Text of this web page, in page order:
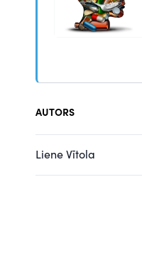
AUTORS
Liene Vītola